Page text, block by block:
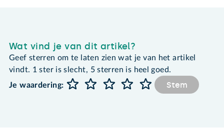
Wat vind je van dit artikel?
Geef sterren om te laten zien wat je van het artikel
vindt. 1 ster is slecht, 5 sterren is heel goed.
Je waardering:
Stem